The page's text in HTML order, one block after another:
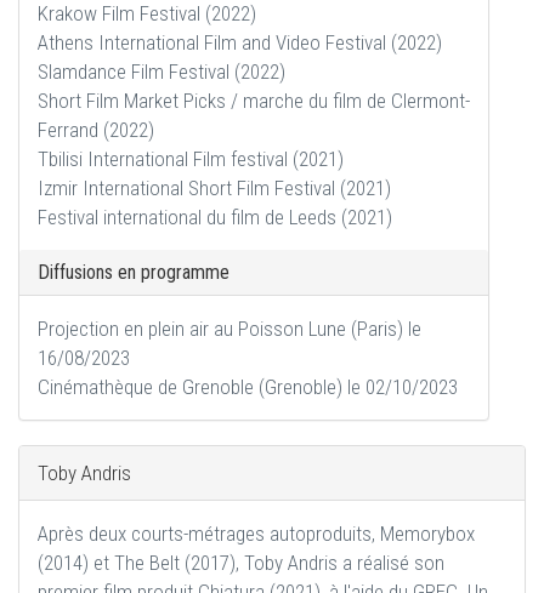
Krakow Film Festival (2022)
Athens International Film and Video Festival (2022)
Slamdance Film Festival (2022)
Short Film Market Picks / marche du film de Clermont-
Ferrand (2022)
Tbilisi International Film festival (2021)
Izmir International Short Film Festival (2021)
Festival international du film de Leeds (2021)
Diffusions en programme
Projection en plein air au Poisson Lune (Paris) le
16/08/2023
Cinémathèque de Grenoble (Grenoble) le 02/10/2023
Toby Andris
Après deux courts-métrages autoproduits, Memorybox
(2014) et The Belt (2017), Toby Andris a réalisé son